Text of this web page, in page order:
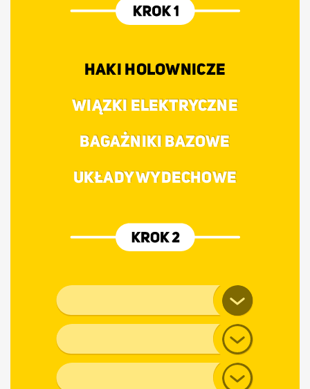
HAKI HOLOWNICZE
WIĄZKI ELEKTRYCZNE
BAGAŻNIKI BAZOWE
UKŁADY WYDECHOWE